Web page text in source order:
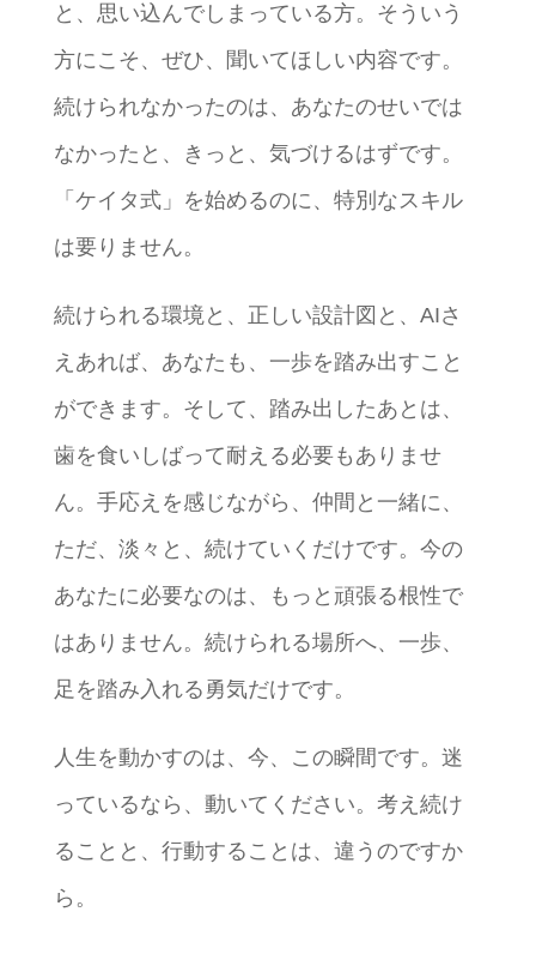
と、思い込んでしまっている方。そういう
方にこそ、ぜひ、聞いてほしい内容です。
続けられなかったのは、あなたのせいでは
なかったと、きっと、気づけるはずです。
「ケイタ式」を始めるのに、特別なスキル
は要りません。
続けられる環境と、正しい設計図と、AIさ
えあれば、あなたも、一歩を踏み出すこと
ができます。そして、踏み出したあとは、
歯を食いしばって耐える必要もありませ
ん。手応えを感じながら、仲間と一緒に、
ただ、淡々と、続けていくだけです。今の
あなたに必要なのは、もっと頑張る根性で
はありません。続けられる場所へ、一歩、
足を踏み入れる勇気だけです。
人生を動かすのは、今、この瞬間です。迷
っているなら、動いてください。考え続け
ることと、行動することは、違うのですか
ら。